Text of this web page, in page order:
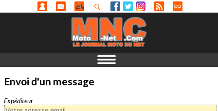
Envoi d'un message
Expéditeur